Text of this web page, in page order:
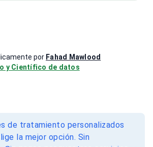
por Fahad Mawlood
y Científico de datos
de tratamiento personalizados
la mejor opción. Sin